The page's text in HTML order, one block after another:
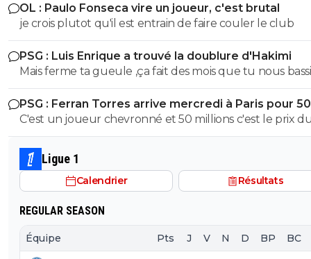
tirer 1 million d'euros à Villareal stop. Qui sait si Mmadi
vaudra pas 20 ou plus en fin de saison???
OL : Paulo Fonseca vire un joueur, c'est brutal
je crois plutot qu'il est entrain de faire couler le club
PSG : Luis Enrique a trouvé la doublure d'Hakimi
Mais ferme ta gueule ,ça fait des mois que tu nous
en disant qu'il sera condamné.Donc tu le dis coupable
pauvre abruti de consanguin
PSG : Ferran Torres arrive mercredi à Paris pour
C'est un joueur chevronné et 50 millions c'est le prix
marché et Gots n'a rien prouvé
Ligue 1
Calendrier Résultats
REGULAR SEASON
Équipe Pts J V N D BP BC